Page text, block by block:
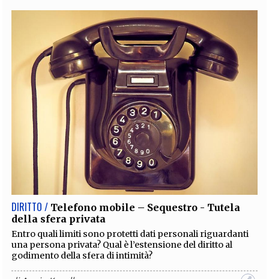
DIRITTO / Telefono mobile – Sequestro - Tutela
della sfera privata
Entro quali limiti sono protetti dati personali riguardanti
una persona privata? Qual è l’estensione del diritto al
godimento della sfera di intimità?